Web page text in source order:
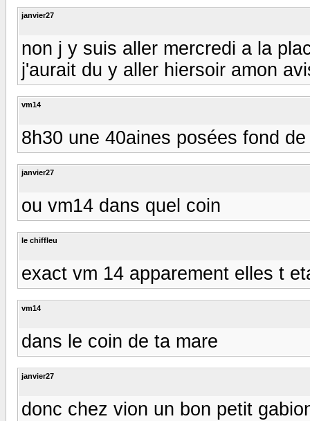
janvier27
non j y suis aller mercredi a la
j'aurait du y aller hiersoir amon
vm14
8h30 une 40aines posées fond
janvier27
ou vm14 dans quel coin
le chiffleu
exact vm 14 apparement elles t
vm14
dans le coin de ta mare
janvier27
donc chez vion un bon petit